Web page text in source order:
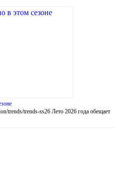
trends/trends-ss26 Лето 2026 года обещает